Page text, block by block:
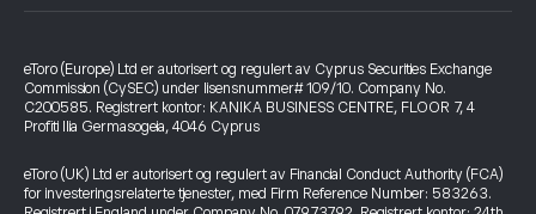
eToro (Europe) Ltd er autorisert og regulert av Cyprus Securities Exchange
Commission (CySEC) under lisensnummer# 109/10. Company No.
C200585. Registrert kontor: KANIKA BUSINESS CENTRE, FLOOR 7, 4
Profiti Ilia Germasogeia, 4046 Cyprus
eToro (UK) Ltd er autorisert og regulert av Financial Conduct Authority (FCA)
for investeringsrelaterte tjenester, med Firm Reference Number: 583263.